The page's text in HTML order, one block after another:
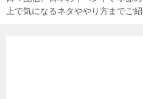
上で気になるネタややり方までご